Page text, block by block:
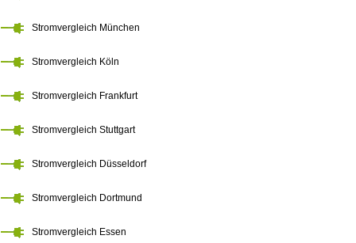
Stromvergleich München
Stromvergleich Köln
Stromvergleich Frankfurt
Stromvergleich Stuttgart
Stromvergleich Düsseldorf
Stromvergleich Dortmund
Stromvergleich Essen